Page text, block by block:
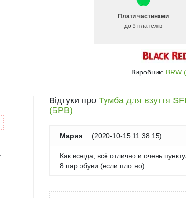
Плати частинами
до 6 платежів
Виробник: BRW
Відгуки про Тумба для взуття
(БРВ)
Мария (2020-10-15 11:38:15)
Как всегда, всё отлично и очень
8 пар обуви (если плотно)